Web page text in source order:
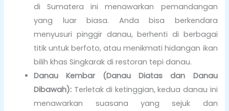
di Sumatera ini menawarkan pemandangan
yang luar biasa. Anda bisa berkendara
menyusuri pinggir danau, berhenti di berbagai
titik untuk berfoto, atau menikmati hidangan ikan
bilih khas Singkarak di restoran tepi danau.
Danau Kembar (Danau Diatas dan Danau
Dibawah): Terletak di ketinggian, kedua danau ini
menawarkan suasana yang sejuk dan